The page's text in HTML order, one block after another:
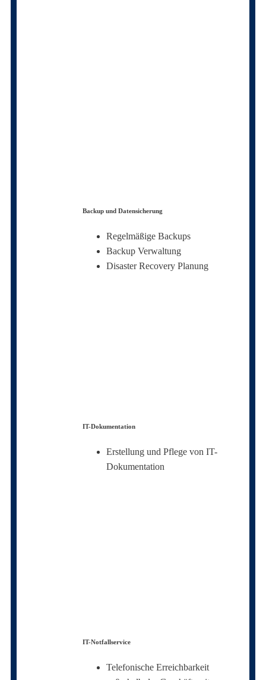
Backup und Datensicherung
Regelmäßige Backups
Backup Verwaltung
Disaster Recovery Planung
IT-Dokumentation
Erstellung und Pflege von IT-
Dokumentation
IT-Notfallservice
Telefonische Erreichbarkeit